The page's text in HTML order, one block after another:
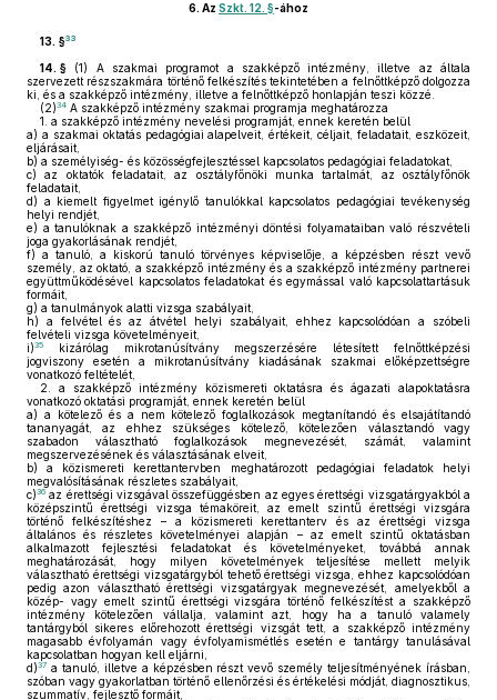
6. Az Szkt. 12. §-ához
13. §33
14. § (1)
A szakmai programot a szakképző intézmény, illetve az általa
szervezett részszakmára történő felkészítés tekintetében a felnőttképző dolgozza
ki, és a szakképző intézmény, illetve a felnőttképző honlapján teszi közzé.
(2)34 A szakképző intézmény szakmai programja meghatározza
1. a szakképző intézmény nevelési programját, ennek keretén belül
a) a szakmai oktatás pedagógiai alapelveit, értékeit, céljait, feladatait, eszközeit,
eljárásait,
b) a személyiség- és közösségfejlesztéssel kapcsolatos pedagógiai feladatokat,
c) az oktatók feladatait, az osztályfőnöki munka tartalmát, az osztályfőnök
feladatait,
d) a kiemelt figyelmet igénylő tanulókkal kapcsolatos pedagógiai tevékenység
helyi rendjét,
e) a tanulóknak a szakképző intézményi döntési folyamataiban való részvételi
joga gyakorlásának rendjét,
f) a tanuló, a kiskorú tanuló törvényes képviselője, a képzésben részt vevő
személy, az oktató, a szakképző intézmény és a szakképző intézmény partnerei
együttműködésével kapcsolatos feladatokat és egymással való kapcsolattartásuk
formáit,
g) a tanulmányok alatti vizsga szabályait,
h) a felvétel és az átvétel helyi szabályait, ehhez kapcsolódóan a szóbeli
felvételi vizsga követelményeit,
i)35
kizárólag mikrotanúsítvány megszerzésére létesített felnőttképzési
jogviszony esetén a mikrotanúsítvány kiadásának szakmai előképzettségre
vonatkozó feltételét,
2.
a szakképző intézmény közismereti oktatásra és ágazati alapoktatásra
vonatkozó oktatási programját, ennek keretén belül
a) a kötelező és a nem kötelező foglalkozások megtanítandó és elsajátítandó
tananyagát, az ehhez szükséges kötelező, kötelezően választandó vagy
szabadon választható foglalkozások megnevezését, számát, valamint
megszervezésének és választásának elveit,
b) a közismereti kerettantervben meghatározott pedagógiai feladatok helyi
megvalósításának részletes szabályait,
c)36 az érettségi vizsgával összefüggésben az egyes érettségi vizsgatárgyakból a
középszintű érettségi vizsga témaköreit, az emelt szintű érettségi vizsgára
történő felkészítéshez – a közismereti kerettanterv és az érettségi vizsga
általános és részletes követelményei alapján – az emelt szintű oktatásban
alkalmazott fejlesztési feladatokat és követelményeket, továbbá annak
meghatározását, hogy milyen követelmények teljesítése mellett melyik
választható érettségi vizsgatárgyból tehető érettségi vizsga, ehhez kapcsolódóan
pedig azon választható érettségi vizsgatárgyak megnevezését, amelyekből a
közép- vagy emelt szintű érettségi vizsgára történő felkészítést a szakképző
intézmény kötelezően vállalja, valamint azt, hogy ha a tanuló valamely
tantárgyból sikeres előrehozott érettségi vizsgát tett, a szakképző intézmény
magasabb évfolyamán vagy évfolyamismétlés esetén e tantárgy tanulásával
kapcsolatban hogyan kell eljárni,
d)37 a tanuló, illetve a képzésben részt vevő személy teljesítményének írásban,
szóban vagy gyakorlatban történő ellenőrzési és értékelési módját, diagnosztikus,
szummatív, fejlesztő formáit,